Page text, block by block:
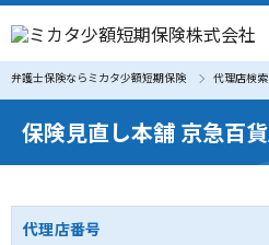
弁護士保険ならミカタ少額短期保険 代理店検索
保険見直し本舗 京急百
代理店番号